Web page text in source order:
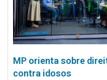
MP orienta sobre
contra idosos